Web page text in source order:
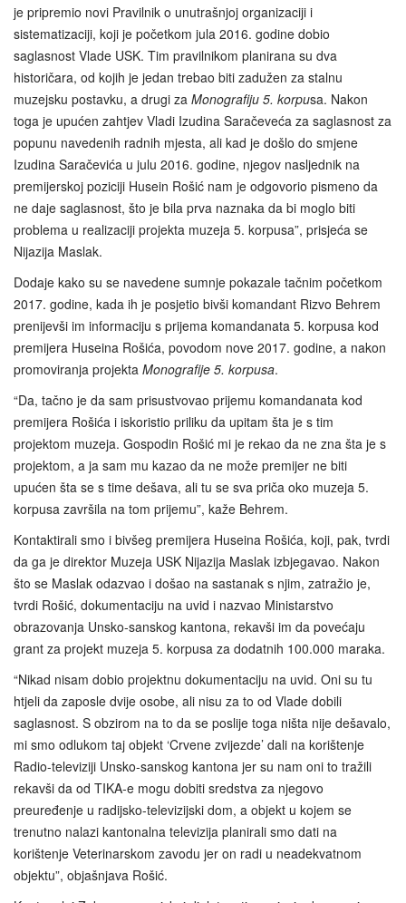
je pripremio novi Pravilnik o unutrašnjoj organizaciji i
sistematizaciji, koji je početkom jula 2016. godine dobio
saglasnost Vlade USK. Tim pravilnikom planirana su dva
historičara, od kojih je jedan trebao biti zadužen za stalnu
muzejsku postavku, a drugi za Monografiju 5. korpusa. Nakon
toga je upućen zahtjev Vladi Izudina Saračeveća za saglasnost za
popunu navedenih radnih mjesta, ali kad je došlo do smjene
Izudina Saračevića u julu 2016. godine, njegov nasljednik na
premijerskoj poziciji Husein Rošić nam je odgovorio pismeno da
ne daje saglasnost, što je bila prva naznaka da bi moglo biti
problema u realizaciji projekta muzeja 5. korpusa”, prisjeća se
Nijazija Maslak.
Dodaje kako su se navedene sumnje pokazale tačnim početkom
2017. godine, kada ih je posjetio bivši komandant Rizvo Behrem
prenijevši im informaciju s prijema komandanata 5. korpusa kod
premijera Huseina Rošića, povodom nove 2017. godine, a nakon
promoviranja projekta Monografije 5. korpusa.
“Da, tačno je da sam prisustvovao prijemu komandanata kod
premijera Rošića i iskoristio priliku da upitam šta je s tim
projektom muzeja. Gospodin Rošić mi je rekao da ne zna šta je s
projektom, a ja sam mu kazao da ne može premijer ne biti
upućen šta se s time dešava, ali tu se sva priča oko muzeja 5.
korpusa završila na tom prijemu”, kaže Behrem.
Kontaktirali smo i bivšeg premijera Huseina Rošića, koji, pak, tvrdi
da ga je direktor Muzeja USK Nijazija Maslak izbjegavao. Nakon
što se Maslak odazvao i došao na sastanak s njim, zatražio je,
tvrdi Rošić, dokumentaciju na uvid i nazvao Ministarstvo
obrazovanja Unsko‑sanskog kantona, rekavši im da povećaju
grant za projekt muzeja 5. korpusa za dodatnih 100.000 maraka.
“Nikad nisam dobio projektnu dokumentaciju na uvid. Oni su tu
htjeli da zaposle dvije osobe, ali nisu za to od Vlade dobili
saglasnost. S obzirom na to da se poslije toga ništa nije dešavalo,
mi smo odlukom taj objekt ‘Crvene zvijezde’ dali na korištenje
Radio-televiziji Unsko-sanskog kantona jer su nam oni to tražili
rekavši da od TIKA-e mogu dobiti sredstva za njegovo
preuređenje u radijsko-televizijski dom, a objekt u kojem se
trenutno nalazi kantonalna televizija planirali smo dati na
korištenje Veterinarskom zavodu jer on radi u neadekvatnom
objektu”, objašnjava Rošić.